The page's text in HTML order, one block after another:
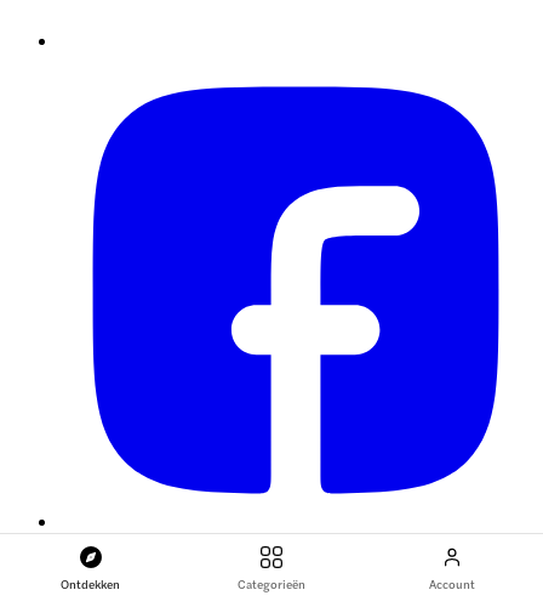
Ontdekken Categorieën Account